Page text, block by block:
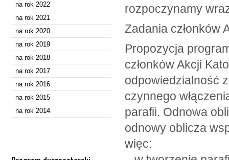
na rok 2022
na rok 2021
na rok 2020
na rok 2019
na rok 2018
na rok 2017
na rok 2016
na rok 2015
na rok 2014
rozpoczynamy
Zadania członków
Propozycja
członków Akcji
odpowiedzialność
czynnego
parafii. Odnowa
odnowy oblicza
więc: